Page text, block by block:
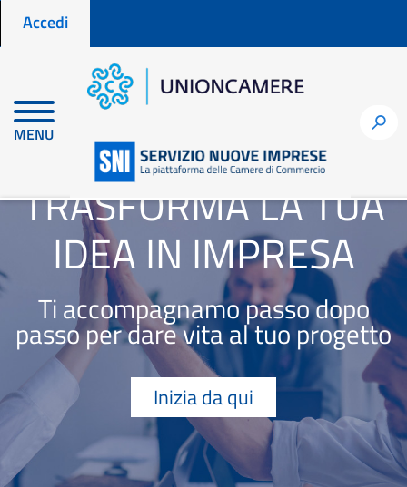
principale
Menu profilo utente
Accedi
MENU
h
TRASFORMA LA TUA
IDEA IN IMPRESA
Ti accompagnamo passo dopo
passo per dare vita al tuo progetto
Inizia da qui